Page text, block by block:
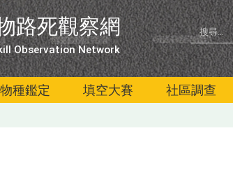
路死觀察網
Observation Network
物種鑑定 填空大賽 社區調查